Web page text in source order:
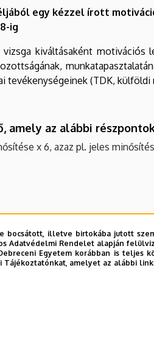
egy kézzel írott
ig
kiváltásaként
(TDK,
amely az alábbi
x 6, azaz pl. jeles
6 pont –
esetében 50 pont.
információk megtalálhatók
bocsátott, illetve birtokába jutott
Adatvédelmi Rendelet alapján
Egyetem korábban is
Tájékoztatónkat, amelyet az alábbi